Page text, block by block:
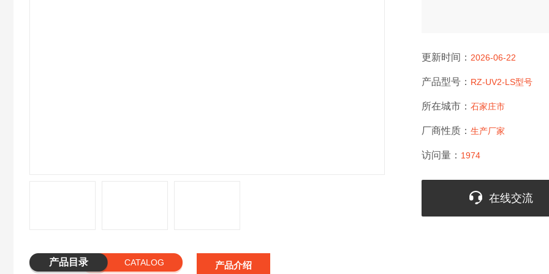
更新时间： 2026-06-22
产品型号： RZ-UV2-LS型号
所在城市： 石家庄市
厂商性质： 生产厂家
访问量： 1974
在线交流
产品目录 CATALOG 产品介绍